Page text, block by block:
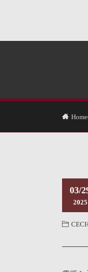
Home
03/
2025